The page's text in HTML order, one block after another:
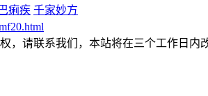
痢疾 千家妙方
，请联系我们，本站将在三个工作日内